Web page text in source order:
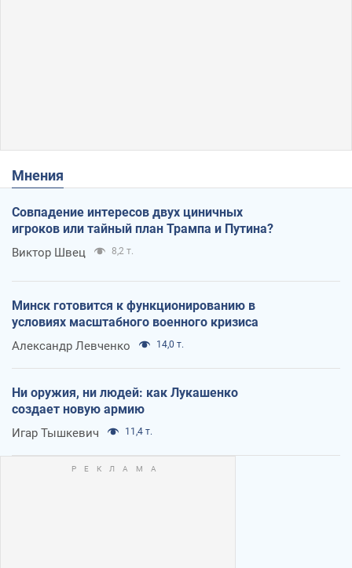
Мнения
Совпадение интересов двух циничных
игроков или тайный план Трампа и Путина?
Виктор Швец 8,2 т.
Минск готовится к функционированию в
условиях масштабного военного кризиса
Александр Левченко 14,0 т.
Ни оружия, ни людей: как Лукашенко
создает новую армию
Игар Тышкевич 11,4 т.